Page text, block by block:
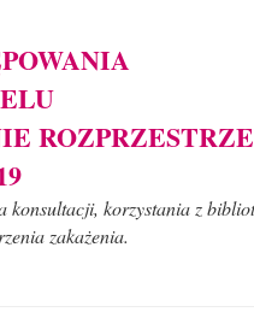
konsultacji, korzystania z
zakażenia.